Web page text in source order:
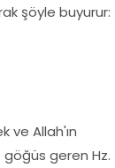
şöyle buyurur:
ve Allah'ın
geren Hz.